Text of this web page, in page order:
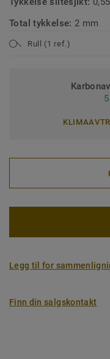
Total tykkelse: 2 mm
Rull (1 ref.)
Legg til for
Finn din salgskontakt